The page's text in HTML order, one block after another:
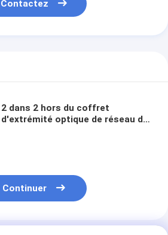
Contactez
2 dans 2 hors du coffret
d'extrémité optique de réseau de
Continuer